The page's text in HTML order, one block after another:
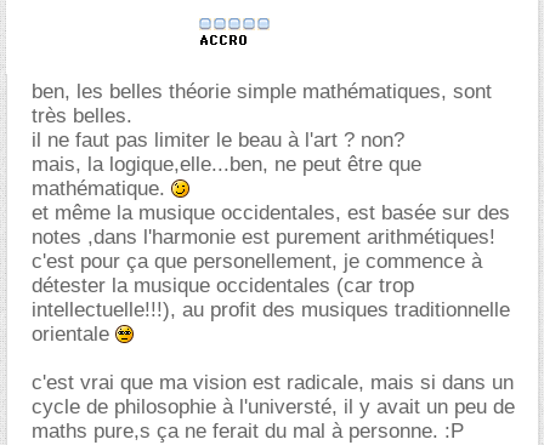
ben, les belles théorie simple mathématiques, sont
très belles.
il ne faut pas limiter le beau à l'art ? non?
mais, la logique,elle...ben, ne peut être que
mathématique.
et même la musique occidentales, est basée sur des
notes ,dans l'harmonie est purement arithmétiques!
c'est pour ça que personellement, je commence à
détester la musique occidentales (car trop
intellectuelle!!!), au profit des musiques traditionnelle
orientale
c'est vrai que ma vision est radicale, mais si dans un
cycle de philosophie à l'universté, il y avait un peu de
maths pure,s ça ne ferait du mal à personne. :P